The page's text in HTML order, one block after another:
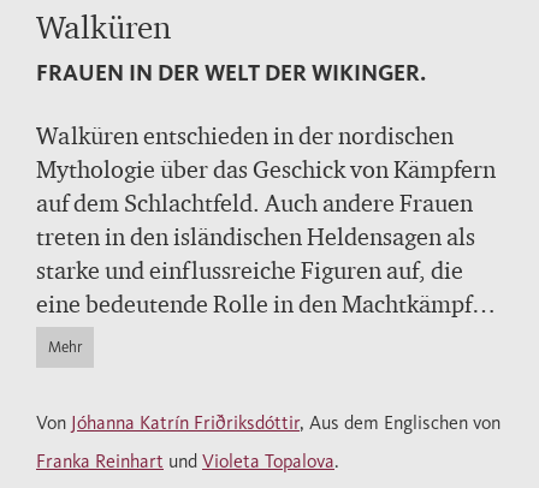
Walküren
FRAUEN IN DER WELT DER WIKINGER.
Walküren entschieden in der nordischen
Mythologie über das Geschick von Kämpfern
auf dem Schlachtfeld. Auch andere Frauen
treten in den isländischen Heldensagen als
starke und einflussreiche Figuren auf, die
eine bedeutende Rolle in den Machtkämpfen
ihrer Gemeinwesen spielten. Aber wie sah
die Wirklichkeit hinter den Sagen aus? Die
beschreibt auf Grundlage der neuesten
historischen und archäologischen
Mehr
Von Jóhanna Katrín Friðriksdóttir, Aus dem Englischen von
Franka Reinhart und Violeta Topalova.